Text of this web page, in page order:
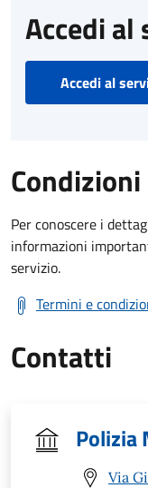
Accedi al
Accedi al
Per conoscere i
informazioni
servizio.
Termini e
Contatti
Polizia
Via